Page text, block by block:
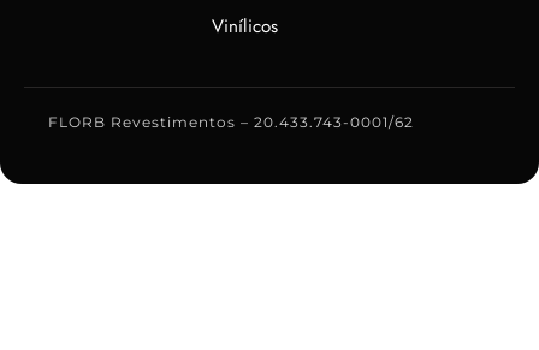
Vinílicos
FLORB Revestimentos – 20.433.743-0001/62